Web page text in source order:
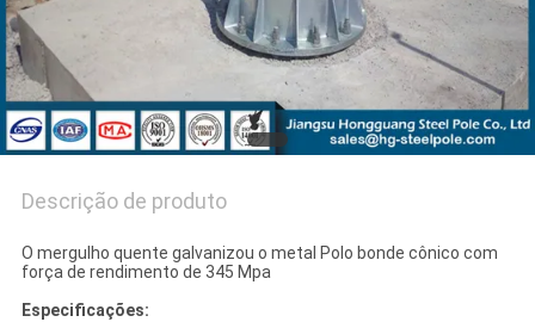
MAPA
DO
SITE
DE
PRIVACIDADE
Descrição de produto
O mergulho quente galvanizou o metal Polo bonde cônico com
força de rendimento de 345 Mpa
Especificações: